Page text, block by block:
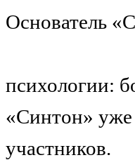
Основатель
психологии:
«Синтон» уже
участников.